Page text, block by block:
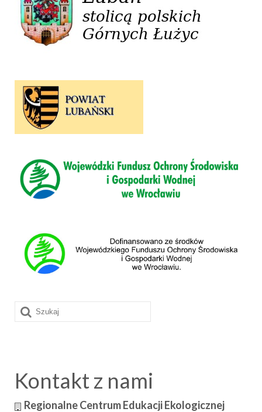
Szuklaj
w:
Kontakt z nami
Regionalne Centrum Edukacji Ekologicznej